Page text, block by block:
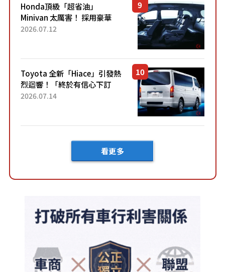
Honda頂級「超省油」
Minivan 太厲害！ 採用豪華
「真皮座椅」與專屬「黑色內
「三...
2026.07.12
Toyota 全新「Hiace」引發熱
烈迴響！「終於有信心下訂
了！」「哪個等級交車最
車？...
2026.07.14
看更多